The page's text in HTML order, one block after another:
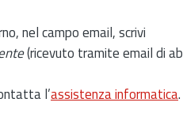
nel campo email, scrivi
(ricevuto tramite email di
l’assistenza informatica.